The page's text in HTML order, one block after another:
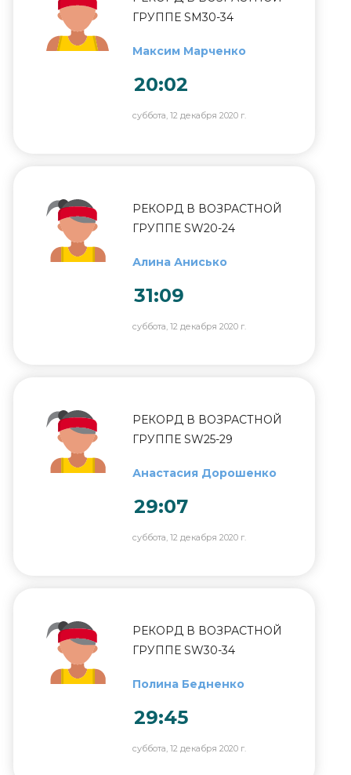
ГРУППЕ SM30-34
Максим Марченко
20:02
суббота, 12 декабря 2020 г.
РЕКОРД В ВОЗРАСТНОЙ
ГРУППЕ SW20-24
Алина Анисько
31:09
суббота, 12 декабря 2020 г.
РЕКОРД В ВОЗРАСТНОЙ
ГРУППЕ SW25-29
Анастасия Дорошенко
29:07
суббота, 12 декабря 2020 г.
РЕКОРД В ВОЗРАСТНОЙ
ГРУППЕ SW30-34
Полина Бедненко
29:45
суббота, 12 декабря 2020 г.